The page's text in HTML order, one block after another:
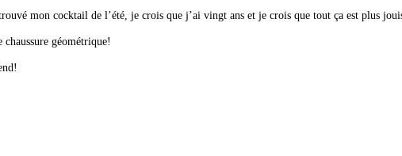
mon cocktail de l’été, je crois que j’ai vingt ans et je crois que tout ça est plus
géométrique!